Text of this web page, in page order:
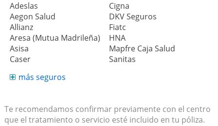
Adeslas
Aegon Salud
Allianz
Aresa (Mutua Madrileña)
Asisa
Caser
Cigna
DKV Seguros
Fiatc
HNA
Mapfre Caja Salud
Sanitas
más seguros
Te recomendamos confirmar previamente con el centro
que el tratamiento o servicio esté incluido en tu póliza.